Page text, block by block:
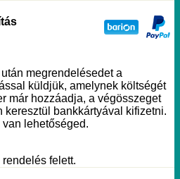
megrendelésedet a
küldjük, amelynek költségét
már hozzáadja, a végösszeget
keresztül bankkártyával kifizetni.
lehetőséged.
felett.